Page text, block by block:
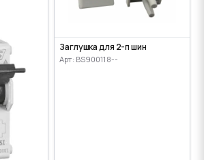
Заглушка для 2-п шин
Арт: BS900118--